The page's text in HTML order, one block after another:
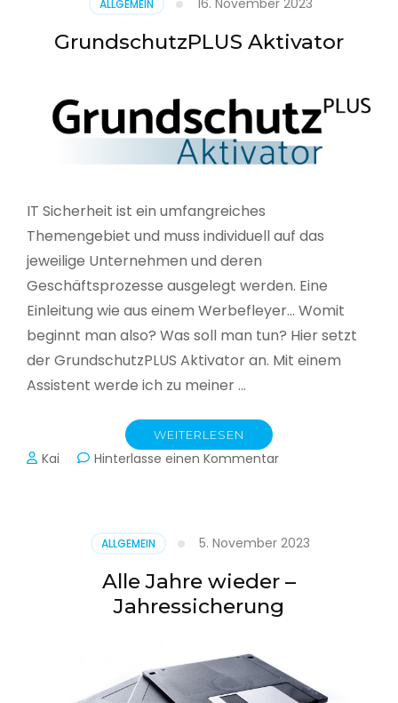
Schlacht
im
Netz
ALLGEMEIN
GrundschutzPLUS Aktivator
IT Sicherheit ist ein umfangreiches
Themengebiet und muss individuell auf das
jeweilige Unternehmen und deren
Geschäftsprozesse ausgelegt werden. Eine
Einleitung wie aus einem Werbefleyer… Womit
beginnt man also? Was soll man tun? Hier setzt
der GrundschutzPLUS Aktivator an. Mit einem
Assistent werde ich zu meiner …
WEITERLESEN
Kai Hinterlasse einen Kommentarzu
ALLGEMEIN 5. November 2023
Alle Jahre wieder –
Jahressicherung